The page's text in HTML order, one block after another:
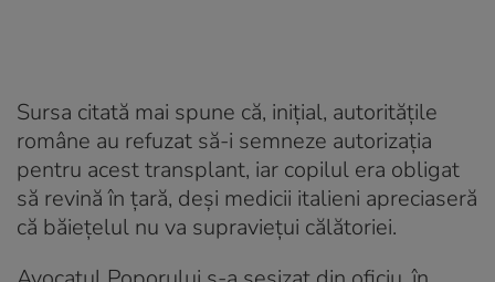
Sursa citată mai spune că, inițial, autoritățile
române au refuzat să-i semneze autorizația
pentru acest transplant, iar copilul era obligat
să revină în țară, deși medicii italieni apreciaseră
că băiețelul nu va supraviețui călătoriei.